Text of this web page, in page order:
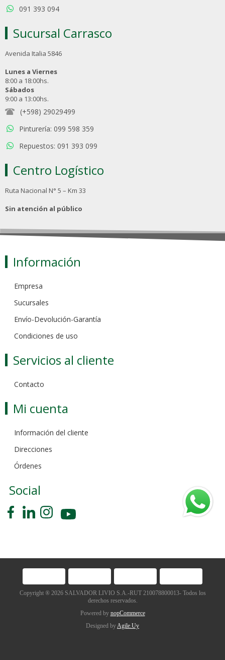
091 393 094
Sucursal Carrasco
Avenida Italia 5846
Lunes a Viernes
8:00 a 18:00hs.
Sábados
9:00 a 13:00hs.
(+598) 29029499
Pinturería: 099 598 359
Repuestos: 091 393 099
Centro Logístico
Ruta Nacional N° 5 – Km 33
Sin atención al público
Información
Empresa
Sucursales
Envío-Devolución-Garantía
Condiciones de uso
Servicios al cliente
Contacto
Mi cuenta
Información del cliente
Direcciones
Órdenes
Social
Copyright ® 2026 SALVADOR LIVIO S.A.-RUT 210078800013- Todos los
derechos reservados.
Powered by nopCommerce
Designed byAgile.Uy